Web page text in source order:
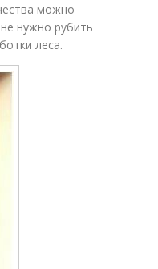
можно
нужно рубить
леса.